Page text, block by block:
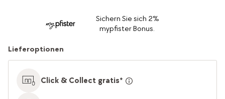
Sichern Sie sich 2%
mypfister Bonus.
Lieferoptionen
Click & Collect gratis*